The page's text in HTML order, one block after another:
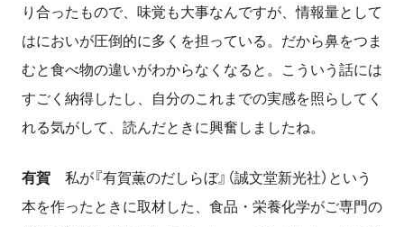
り合ったもので、味覚も大事なんですが、情報量として
はにおいが圧倒的に多くを担っている。だから鼻をつま
むと食べ物の違いがわからなくなると。こういう話には
すごく納得したし、自分のこれまでの実感を照らしてく
れる気がして、読んだときに興奮しましたね。
有賀 私が『有賀薫のだしらぼ』（誠文堂新光社）という
本を作ったときに取材した、食品・栄養化学がご専門の